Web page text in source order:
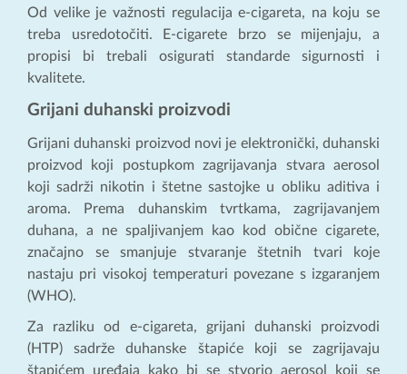
Od velike je važnosti regulacija e-cigareta, na koju se
treba usredotočiti. E-cigarete brzo se mijenjaju, a
propisi bi trebali osigurati standarde sigurnosti i
kvalitete.
Grijani duhanski proizvodi
Grijani duhanski proizvod novi je elektronički, duhanski
proizvod koji postupkom zagrijavanja stvara aerosol
koji sadrži nikotin i štetne sastojke u obliku aditiva i
aroma. Prema duhanskim tvrtkama, zagrijavanjem
duhana, a ne spaljivanjem kao kod obične cigarete,
značajno se smanjuje stvaranje štetnih tvari koje
nastaju pri visokoj temperaturi povezane s izgaranjem
(WHO).
Za razliku od e-cigareta, grijani duhanski proizvodi
(HTP) sadrže duhanske štapiće koji se zagrijavaju
štapićem uređaja kako bi se stvorio aerosol koji se